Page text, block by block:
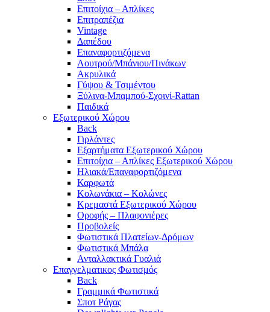
Επιτοίχια – Απλίκες
Επιτραπέζια
Vintage
Δαπέδου
Επαναφορτιζόμενα
Λουτρού/Μπάνιου/Πινάκων
Ακρυλικά
Γύψου & Τσιμέντου
Ξύλινα-Μπαμπού-Σχοινί-Rattan
Παιδικά
Εξωτερικού Χώρου
Back
Γιρλάντες
Εξαρτήματα Εξωτερικού Χώρου
Επιτοίχια – Απλίκες Εξωτερικού Χώρου
Ηλιακά/Επαναφορτιζόμενα
Καρφωτά
Κολωνάκια – Κολώνες
Κρεμαστά Εξωτερικού Χώρου
Οροφής – Πλαφονιέρες
Προβολείς
Φωτιστικά Πλατείων-Δρόμων
Φωτιστικά Μπάλα
Ανταλλακτικά Γυαλιά
Επαγγελματικος Φωτισμός
Back
Γραμμικά Φωτιστικά
Σποτ Ράγας